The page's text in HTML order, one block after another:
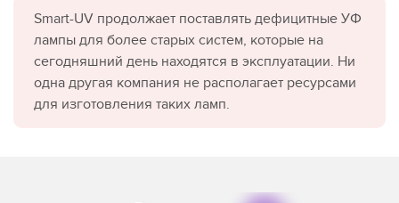
Smart-UV продолжает поставлять дефицитные УФ
лампы для более старых систем, которые на
сегодняшний день находятся в эксплуатации. Ни
одна другая компания не располагает ресурсами
для изготовления таких ламп.